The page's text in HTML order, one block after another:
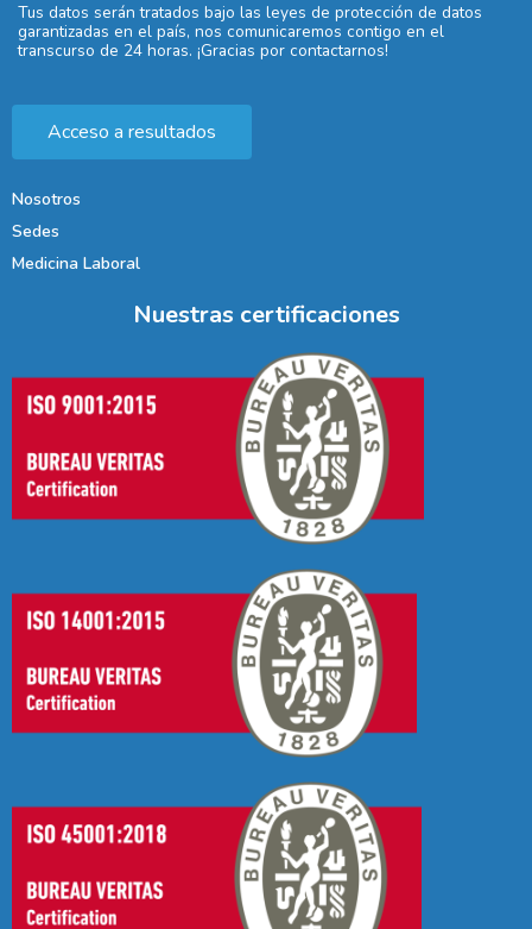
Tus datos serán tratados bajo las leyes de protección de datos
garantizadas en el país, nos comunicaremos contigo en el
transcurso de 24 horas. ¡Gracias por contactarnos!
Acceso a resultados
Nosotros
Sedes
Medicina Laboral
Nuestras certificaciones